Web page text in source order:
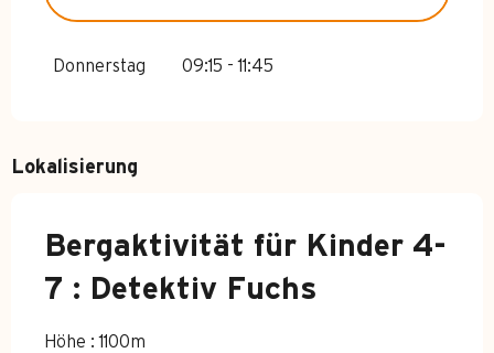
2026
Donnerstag 09:15 - 11:45
Lokalisierung
Bergaktivität für Kinder 4-
7 : Detektiv Fuchs
Höhe : 1100m